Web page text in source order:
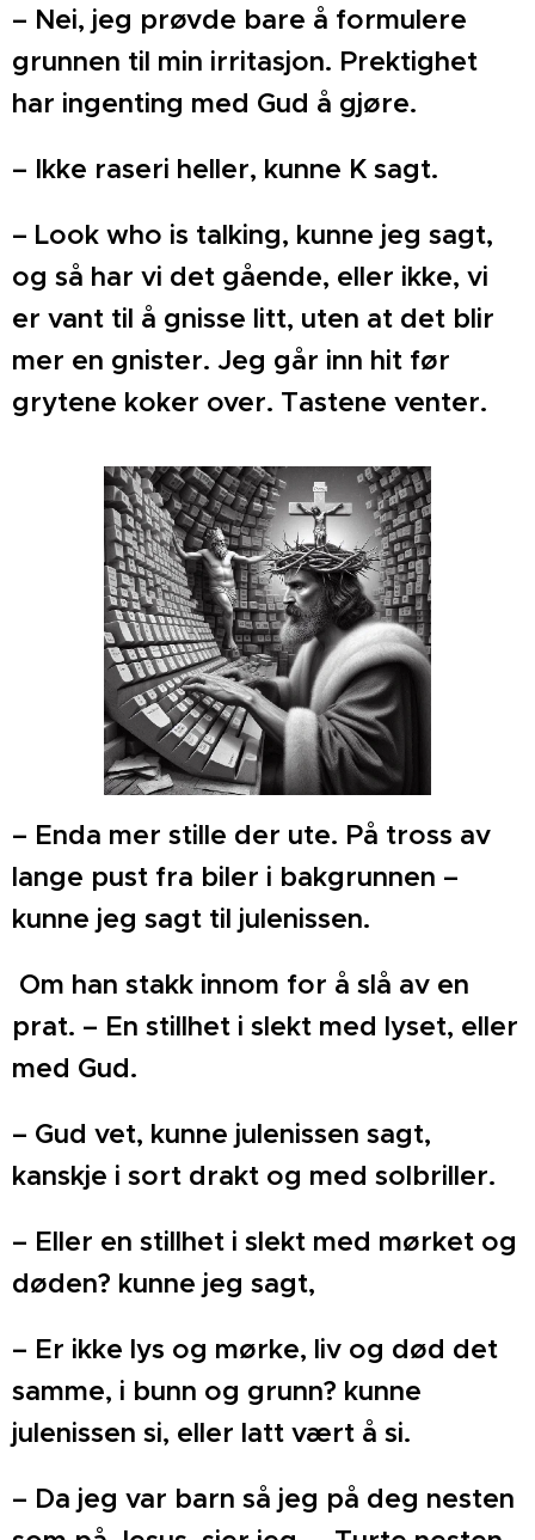
– Nei, jeg prøvde bare å formulere
grunnen til min irritasjon. Prektighet
har ingenting med Gud å gjøre.
– Ikke raseri heller, kunne K sagt.
– Look who is talking, kunne jeg sagt,
og så har vi det gående, eller ikke, vi
er vant til å gnisse litt, uten at det blir
mer en gnister. Jeg går inn hit før
grytene koker over. Tastene venter.
– Enda mer stille der ute. På tross av
lange pust fra biler i bakgrunnen –
kunne jeg sagt til julenissen.
Om han stakk innom for å slå av en
prat. – En stillhet i slekt med lyset, eller
med Gud.
– Gud vet, kunne julenissen sagt,
kanskje i sort drakt og med solbriller.
– Eller en stillhet i slekt med mørket og
døden? kunne jeg sagt,
– Er ikke lys og mørke, liv og død det
samme, i bunn og grunn? kunne
julenissen si, eller latt vært å si.
– Da jeg var barn så jeg på deg nesten